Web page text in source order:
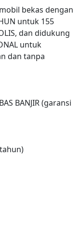
bekas dengan
untuk 155
dan didukung
untuk
dan tanpa
BANJIR (garansi